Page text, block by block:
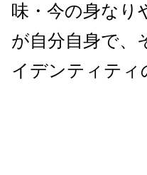
味・今の身なり
が自分自身で、
イデンティティ